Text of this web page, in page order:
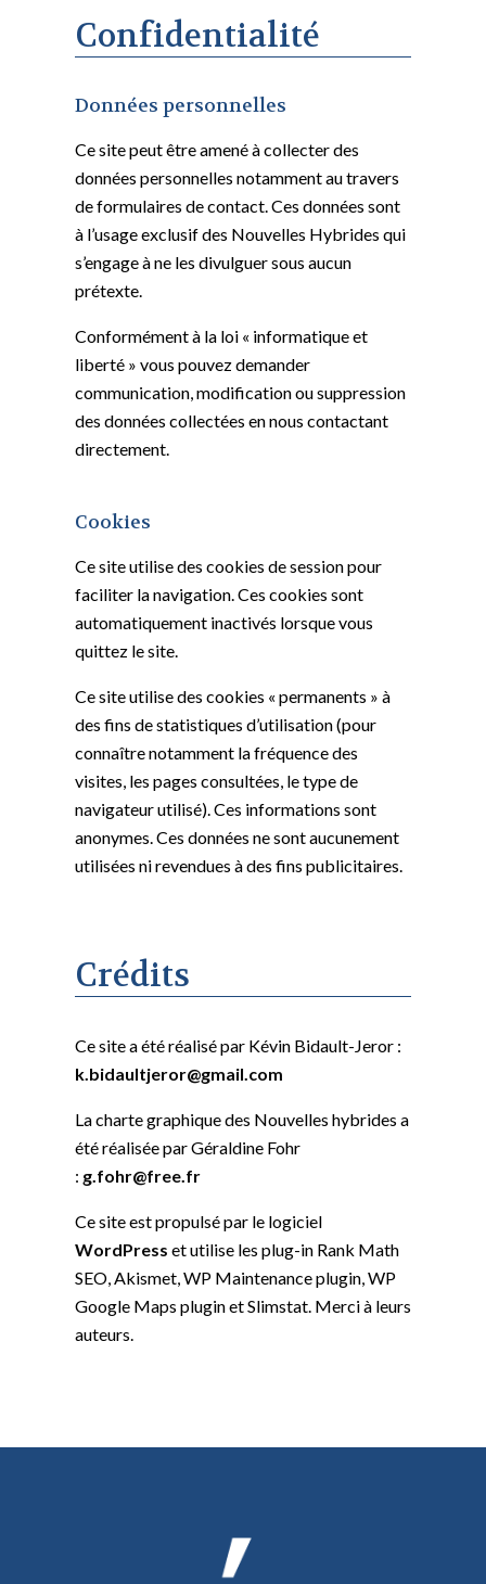
Confidentialité
Données personnelles
Ce site peut être amené à collecter des
données personnelles notamment au travers
de formulaires de contact. Ces données sont
à l’usage exclusif des Nouvelles Hybrides qui
s’engage à ne les divulguer sous aucun
prétexte.
Conformément à la loi « informatique et
liberté » vous pouvez demander
communication, modification ou suppression
des données collectées en nous contactant
directement.
Cookies
Ce site utilise des cookies de session pour
faciliter la navigation. Ces cookies sont
automatiquement inactivés lorsque vous
quittez le site.
Ce site utilise des cookies « permanents » à
des fins de statistiques d’utilisation (pour
connaître notamment la fréquence des
visites, les pages consultées, le type de
navigateur utilisé). Ces informations sont
anonymes. Ces données ne sont aucunement
utilisées ni revendues à des fins publicitaires.
Crédits
Ce site a été réalisé par Kévin Bidault-Jeror :
k.bidaultjeror@gmail.com
La charte graphique des Nouvelles hybrides a
été réalisée par Géraldine Fohr
: g.fohr@free.fr
Ce site est propulsé par le logiciel
WordPress et utilise les plug-in Rank Math
SEO, Akismet, WP Maintenance plugin, WP
Google Maps plugin et Slimstat. Merci à leurs
auteurs.